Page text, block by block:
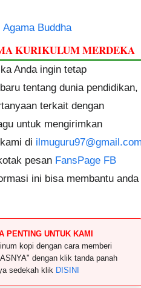
Agama Buddha
KURIKULUM MERDEKA
Anda ingin tetap
tentang dunia pendidikan,
terkait dengan
untuk mengirimkan
di
pesan FansPage FB
ini bisa membantu anda
PENTING UNTUK KAMI
kopi dengan cara memberi
dengan klik tanda panah
sedekah klik DISINI